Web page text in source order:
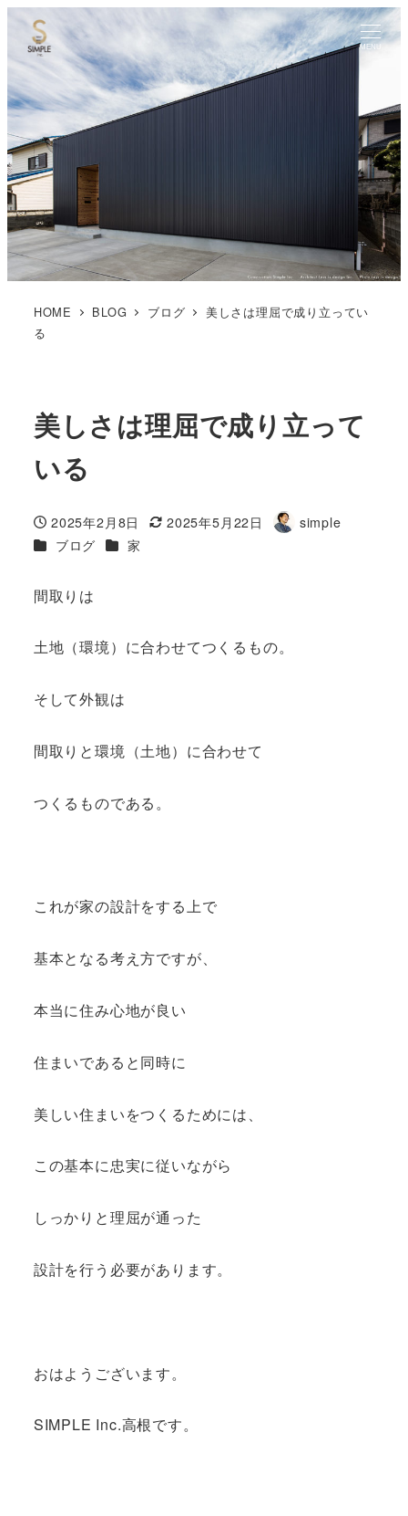
MENU
HOME BLOG ブログ
美しさは理屈で成り立ってい
る
美しさは理屈で成り立って
いる
投稿日
2025年2月8日
更新日
2025年5月22日
著
simple
カテゴリー
ブログ カテゴリー
家
間取りは
土地（環境）に合わせてつくるもの。
そして外観は
間取りと環境（土地）に合わせて
つくるものである。
これが家の設計をする上で
基本となる考え方ですが、
本当に住み心地が良い
住まいであると同時に
美しい住まいをつくるためには、
この基本に忠実に従いながら
しっかりと理屈が通った
設計を行う必要があります。
おはようございます。
SIMPLE Inc.高根です。